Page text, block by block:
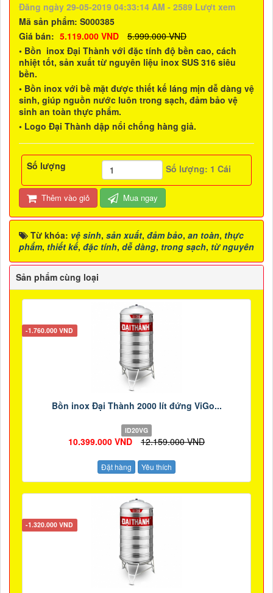
Đăng ngày 29-05-2019 04:33:14 AM - 2589 Lượt xem
Mã sản phẩm: S000385
Giá bán: 5.119.000 VND
5.999.000 VND
• Bồn inox Đại Thành với đặc tính độ bền cao, cách
nhiệt tốt, sản xuất từ nguyên liệu inox SUS 316 siêu
bền.
• Bồn inox với bề mặt được thiết kế láng mịn dễ dàng vệ
sinh, giúp nguồn nước luôn trong sạch, đảm bảo vệ
sinh an toàn thực phẩm.
• Logo Đại Thành dập nổi chống hàng giả.
Số lượng Số lượng: 1 Cái
Thêm vào giỏ Mua ngay
Từ khóa: vệ sinh, sản xuất, đảm bảo, an toàn, thực
phẩm, thiết kế, đặc tính, dễ dàng, trong sạch, từ nguyên
Sản phẩm cùng loại
-1.760.000 VND
Bồn inox Đại Thành 2000 lít đứng ViGo...
ID20VG
10.399.000 VND 12.159.000 VND
Đặt hàng Yêu thích
-1.320.000 VND